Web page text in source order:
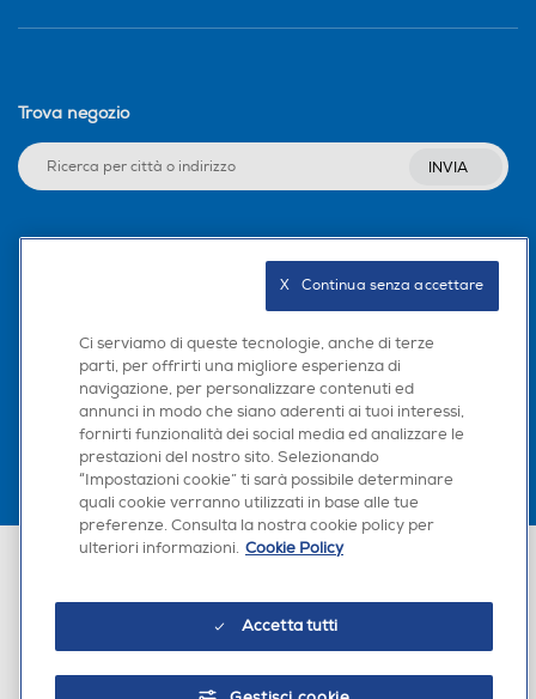
Trova negozio
INVIA
Scarica la nostra app
Euronics Italia SpA. Sede legale Via Montefeltro, 6/a 20156 Milano
Ci serviamo di queste tecnologie, anche di terze
parti, per offrirti una migliore esperienza di
navigazione, per personalizzare contenuti ed
annunci in modo che siano aderenti ai tuoi interessi,
fornirti funzionalità dei social media ed analizzare le
prestazioni del nostro sito. Selezionando
“Impostazioni cookie” ti sarà possibile determinare
quali cookie verranno utilizzati in base alle tue
preferenze. Consulta la nostra cookie policy per
ulteriori informazioni. Cookie Policy
Accetta tutti
X   Continua senza accettare